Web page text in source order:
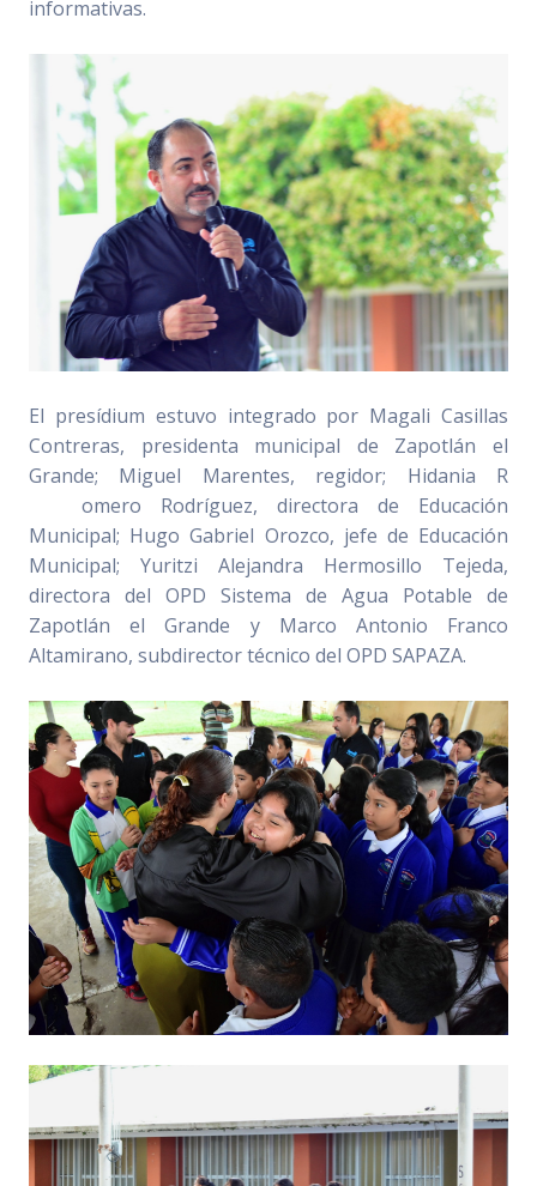
informativas.
El presídium estuvo integrado por Magali Casillas
Contreras, presidenta municipal de Zapotlán el
Grande; Miguel Marentes, regidor; Hidania R
omero Rodríguez, directora de Educación
Municipal; Hugo Gabriel Orozco, jefe de Educación
Municipal; Yuritzi Alejandra Hermosillo Tejeda,
directora del OPD Sistema de Agua Potable de
Zapotlán el Grande y Marco Antonio Franco
Altamirano, subdirector técnico del OPD SAPAZA.